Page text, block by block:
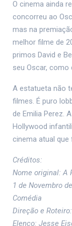
O cinema ainda
concorreu ao
mas na
melhor filme de
primos David e
seu Oscar,
A estatueta não
filmes. É puro
de Emilia Perez.
Hollywood
cinema atual que
Créditos:
Nome original: A
1 de Novembro
Comédia
Direção e
Elenco: Jesse